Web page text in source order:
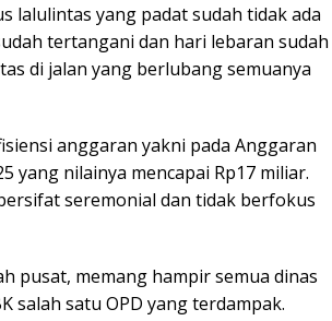
lalulintas yang padat sudah tidak ada
tertangani dan hari lebaran sudah
di jalan yang berlubang semuanya
anggaran yakni pada Anggaran
yang nilainya mencapai Rp17 miliar.
seremonial dan tidak berfokus
pusat, memang hampir semua dinas
salah satu OPD yang terdampak.